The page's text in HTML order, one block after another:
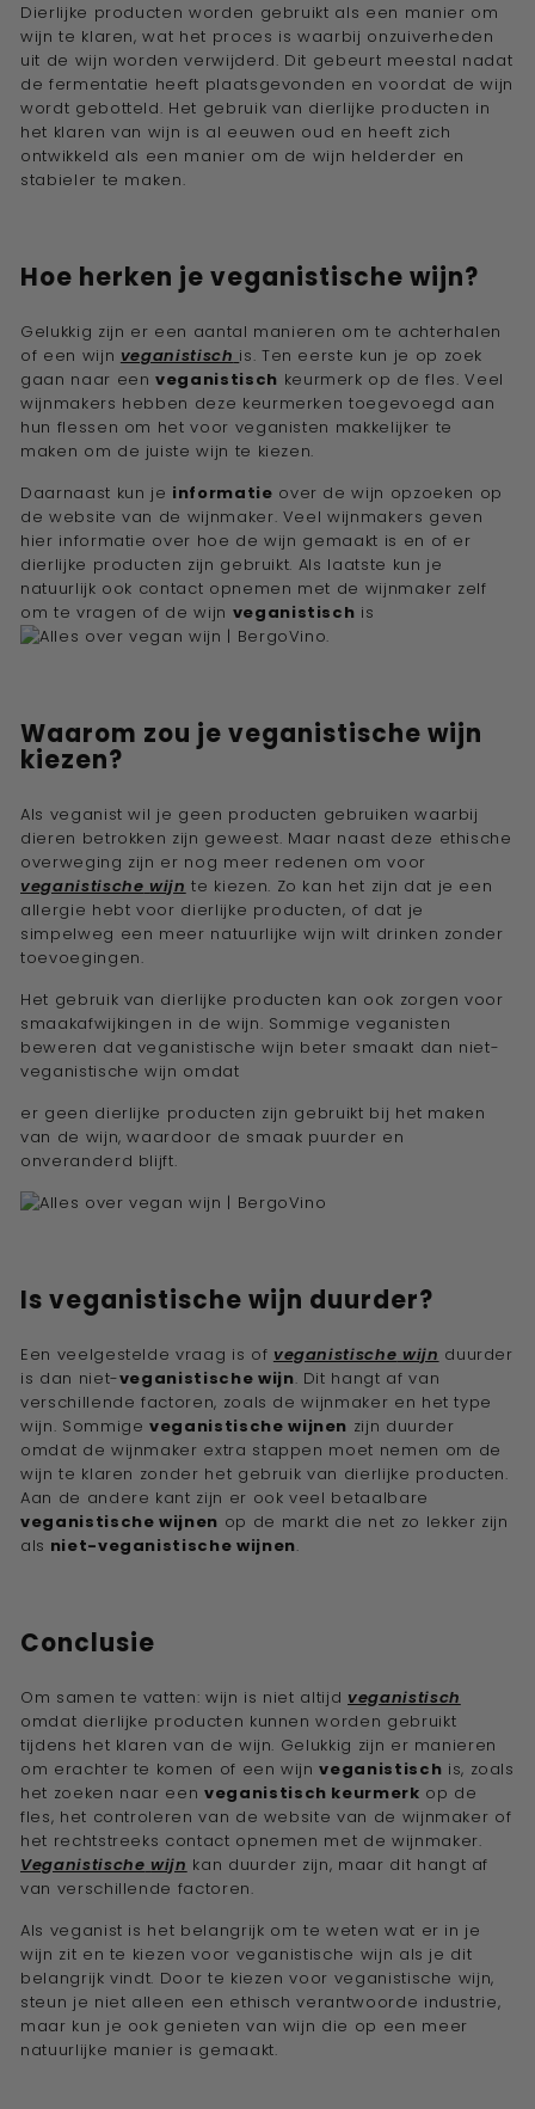
Dierlijke producten worden gebruikt als een manier om
wijn te klaren, wat het proces is waarbij onzuiverheden
uit de wijn worden verwijderd. Dit gebeurt meestal nadat
de fermentatie heeft plaatsgevonden en voordat de wijn
wordt gebotteld. Het gebruik van dierlijke producten in
het klaren van wijn is al eeuwen oud en heeft zich
ontwikkeld als een manier om de wijn helderder en
stabieler te maken.
Hoe herken je veganistische wijn?
Gelukkig zijn er een aantal manieren om te achterhalen
of een wijn veganistisch is. Ten eerste kun je op zoek
gaan naar eenveganistisch keurmerk op de fles. Veel
wijnmakers hebben deze keurmerken toegevoegd aan
hun flessen om het voor veganisten makkelijker te
maken om de juiste wijn te kiezen.
Daarnaast kun je informatie over de wijn opzoeken op
de website van de wijnmaker. Veel wijnmakers geven
hier informatie over hoe de wijn gemaakt is en of er
dierlijke producten zijn gebruikt. Als laatste kun je
natuurlijk ook contact opnemen met de wijnmaker zelf
om te vragen of de wijn veganistisch is
.
Waarom zou je veganistische wijn
kiezen?
Als veganist wil je geen producten gebruiken waarbij
dieren betrokken zijn geweest. Maar naast deze ethische
overweging zijn er nog meer redenen om voor
veganistische wijn te kiezen. Zo kan het zijn dat je een
allergie hebt voor dierlijke producten, of dat je
simpelweg een meer natuurlijke wijn wilt drinken zonder
toevoegingen.
Het gebruik van dierlijke producten kan ook zorgen voor
smaakafwijkingen in de wijn. Sommige veganisten
beweren dat veganistische wijn beter smaakt dan niet-
veganistische wijn omdat
er geen dierlijke producten zijn gebruikt bij het maken
van de wijn, waardoor de smaak puurder en
onveranderd blijft.
Is veganistische wijn duurder?
Een veelgestelde vraag is of veganistische wijn duurder
is dan niet-veganistische wijn. Dit hangt af van
verschillende factoren, zoals de wijnmaker en het type
wijn. Sommigeveganistische wijnen zijn duurder
omdat de wijnmaker extra stappen moet nemen om de
wijn te klaren zonder het gebruik van dierlijke producten.
Aan de andere kant zijn er ook veel betaalbare
veganistische wijnen op de markt die net zo lekker zijn
als niet-veganistische wijnen.
Conclusie
Om samen te vatten: wijn is niet altijd veganistisch
omdat dierlijke producten kunnen worden gebruikt
tijdens het klaren van de wijn. Gelukkig zijn er manieren
om erachter te komen of een wijnveganistisch is, zoals
het zoeken naar een veganistisch keurmerk op de
fles, het controleren van de website van de wijnmaker of
het rechtstreeks contact opnemen met de wijnmaker.
Veganistische wijn kan duurder zijn, maar dit hangt af
van verschillende factoren.
Als veganist is het belangrijk om te weten wat er in je
wijn zit en te kiezen voor veganistische wijn als je dit
belangrijk vindt. Door te kiezen voor veganistische wijn,
steun je niet alleen een ethisch verantwoorde industrie,
maar kun je ook genieten van wijn die op een meer
natuurlijke manier is gemaakt.